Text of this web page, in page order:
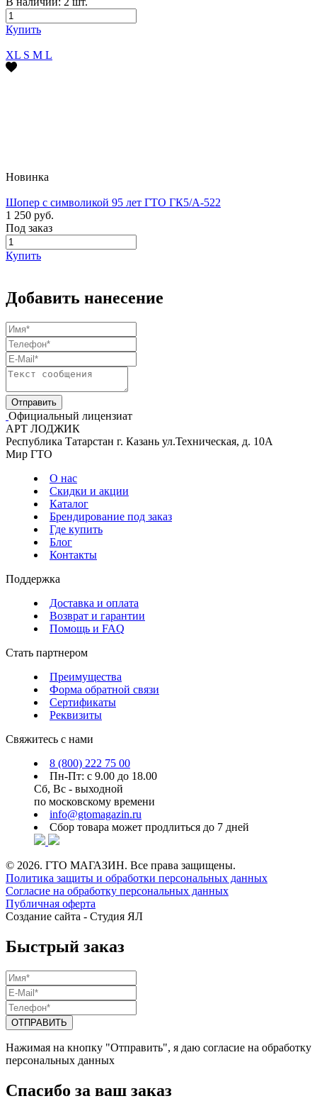
Купить
XL S M L
Новинка
Шопер с символикой 95 лет ГТО ГК5/А-522
1 250 руб.
Под заказ
Купить
Добавить нанесение
Официальный лицензиат
АРТ ЛОДЖИК
Республика Татарстан г. Казань ул.Техническая, д. 10А
Мир ГТО
О нас
Скидки и акции
Каталог
Брендирование под заказ
Где купить
Блог
Контакты
Поддержка
Доставка и оплата
Возврат и гарантии
Помощь и FAQ
Стать партнером
Преимущества
Форма обратной связи
Сертификаты
Реквизиты
Свяжитесь с нами
8 (800) 222 75 00
Пн-Пт: с 9.00 до 18.00
Сб, Вс - выходной
по московскому времени
info@gtomagazin.ru
Сбор товара может продлиться до 7 дней
© 2026. ГТО МАГАЗИН. Все права защищены.
Политика защиты и обработки персональных данных
Согласие на обработку персональных данных
Публичная оферта
Создание сайта - Студия ЯЛ
Быстрый заказ
Нажимая на кнопку "Отправить", я даю согласие на обработку
персональных данных
Спасибо за ваш заказ